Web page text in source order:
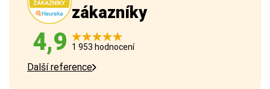
zákazníky
4,9 1 953 hodnocení
Další reference